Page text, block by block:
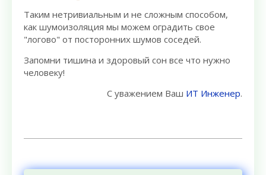
Таким нетривиальным и не сложным способом,
как шумоизоляция мы можем оградить свое
"логово" от посторонних шумов соседей.
Запомни тишина и здоровый сон все что нужно
человеку!
С уважением Ваш ИТ Инженер.